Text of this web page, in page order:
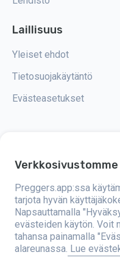
Laillisuus
Yleiset ehdot
Tietosuojakäytäntö
Evästeasetukset
Preggers on sovellus, jonka on
helpompaa tuleville ja tuoreille
Monipuolinen tiimi ja
käyttäjäystävällisten
kaksi miljoonaa ihmistä.
jossa voi saada päivityksiä,
kunkin raskauden vaiheen
vanhempia antamalla
Preggers arvostaa
perhemuotoja. Sovellus on
Preggers.app:ssa
tarjota hyvän
Napsauttamalla
evästeiden käytön. Voit
tahansa painamalla
alareunassa. Lue